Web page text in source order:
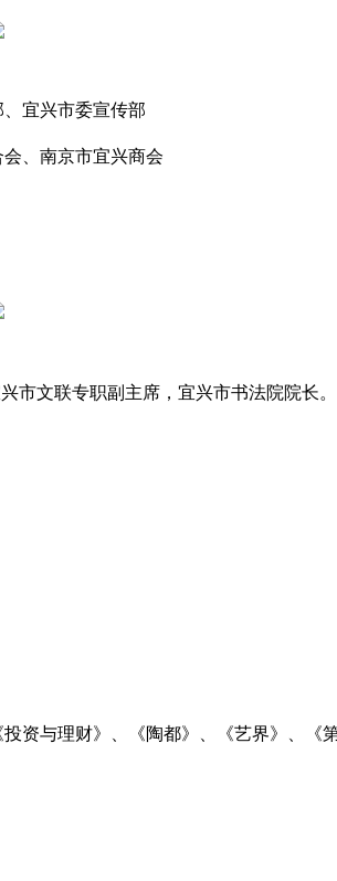
宜兴市委宣传部
、 南京市宜兴商会
市文联专职副主席，宜兴市书法院院长。
资与理财》、《陶都》、《艺界》、《